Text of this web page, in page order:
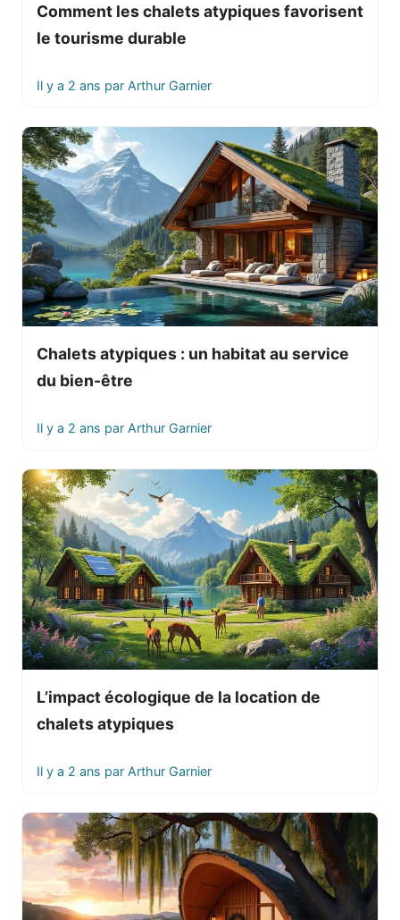
Comment les chalets atypiques favorisent
le tourisme durable
Il y a 2 ans par Arthur Garnier
Chalets atypiques : un habitat au service
du bien-être
Il y a 2 ans par Arthur Garnier
L’impact écologique de la location de
chalets atypiques
Il y a 2 ans par Arthur Garnier